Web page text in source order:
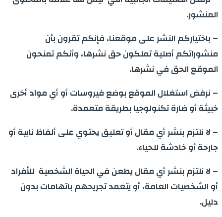
المنشور.
– باختياركم النشر على موقعنا، فإنكم تقرون بأن
منشوراتكم أصلية تملكون حق نشرها، وأنكم تمنحون
الموقع الحق في نشرها.
– نرفض استغلال الموقع بوضع فيروسات أو أي مواد أخرى
خبيثة أو ضارة تكنولوجيا بطريقة متعمدة.
– لا نلتزم بنشر أي مقال أو تعليق يحتوي على ألفاظ نابية أو
جارحة أو خادشة للحياء.
– لا نلتزم بنشر أي مقال يطعن في الحياة الشخصية للأفراد
أو الشخصيات العامة، أو يتعمد تجريحهم باتهامات بدون
دليل.